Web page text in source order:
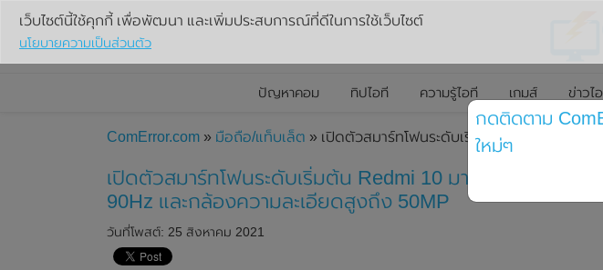
ปัญหาคอม ทิปไอที ความรู้ไอที เกมส์ ข่าวไ
ComError.com » มือถือ/แท็บเล็ต » เปิดตัวสมาร์ทโฟนระดับเริ่มต้น Redmi 10 มา
เปิดตัวสมาร์ทโฟนระดับเริ่มต้น Redmi 10 มาพร้อมชิปเซ็ต
90Hz และกล้องความละเอียดสูงถึง 50MP
วันที่โพสต์: 25 สิงหาคม 2021
เว็บไซต์นี้ใช้คุกกี้ เพื่อพัฒนา และเพิ่มประสบการณ์ที่ดีในการใช้เว็บไซต์
นโยบายความเป็นส่วนตัว
กดติดตาม
ใหม่ๆ